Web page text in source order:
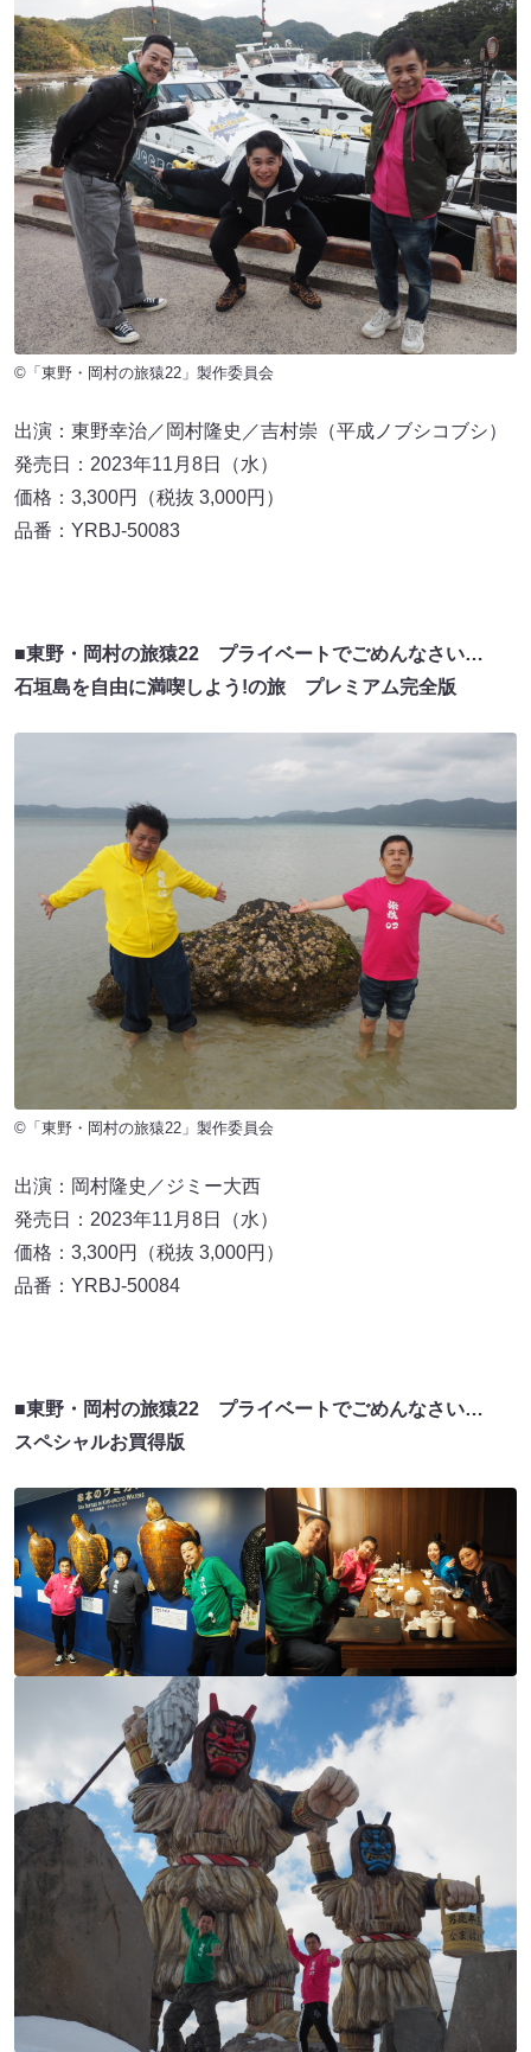
©「東野・岡村の旅猿22」製作委員会
出演：東野幸治／岡村隆史／吉村崇（平成ノブシコブシ）
発売日：2023年11月8日（水）
価格：3,300円（税抜 3,000円）
品番：YRBJ-50083
■東野・岡村の旅猿22 プライベートでごめんなさい…
石垣島を自由に満喫しよう!の旅 プレミアム完全版
©「東野・岡村の旅猿22」製作委員会
出演：岡村隆史／ジミー大西
発売日：2023年11月8日（水）
価格：3,300円（税抜 3,000円）
品番：YRBJ-50084
■東野・岡村の旅猿22 プライベートでごめんなさい…
スペシャルお買得版